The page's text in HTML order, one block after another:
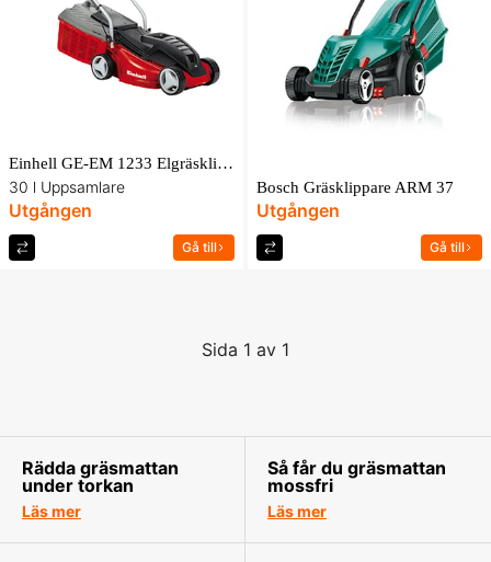
Einhell GE-EM 1233 Elgräsklippare
30 l Uppsamlare
Utgången
Gå till
Bosch Gräsklippare ARM 37
Utgången
Gå till
Sida 1 av 1
Rädda gräsmattan
under torkan
Läs mer
Så får du gräsmattan
mossfri
Läs mer